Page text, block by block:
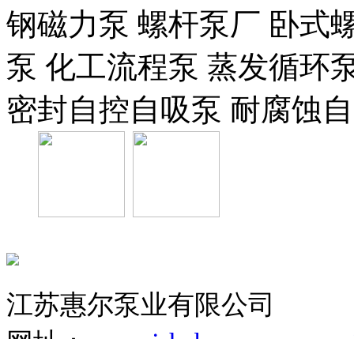
钢磁力泵 螺杆泵厂 卧式
泵 化工流程泵 蒸发循环
密封自控自吸泵 耐腐蚀
江苏惠尔泵业有限公司